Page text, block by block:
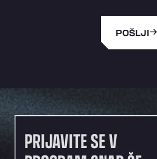
Objazdowa 35, 99-300
Ashford International
Hawkins Ltd
Waterbrook Park, TN24 0FL
CRTA ANTIGUA DE
POŠLJI
PRIJAVITE SE V